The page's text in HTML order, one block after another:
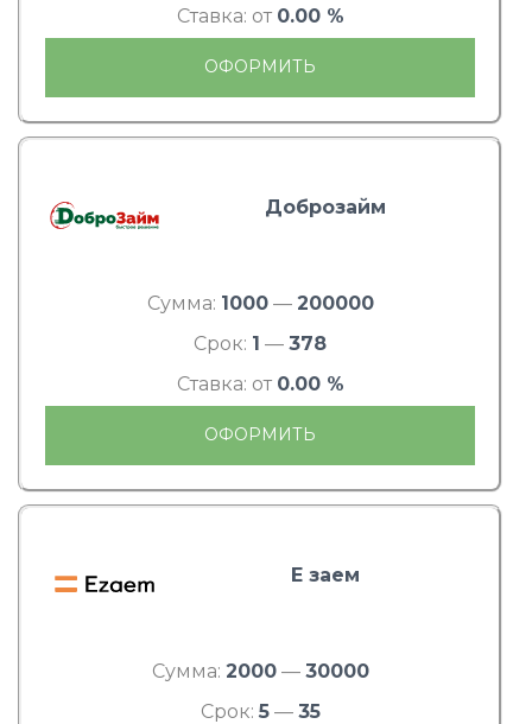
Ставка: от 0.00 %
ОФОРМИТЬ
Доброзайм
Сумма: 1000— 200000
Срок: 1 — 378
Ставка: от 0.00 %
ОФОРМИТЬ
Е заем
Сумма: 2000— 30000
Срок: 5— 35